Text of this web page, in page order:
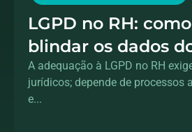
LGPD no RH:
blindar os dados
A adequação à LGPD no RH
jurídicos; depende de
e...